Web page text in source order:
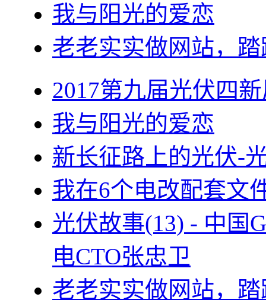
我与阳光的爱恋
老老实实做网站，
2017第九届光伏四
我与阳光的爱恋
新长征路上的光伏-
我在6个电改配套文
光伏故事(13) - 中国
电CTO张忠卫
老老实实做网站，